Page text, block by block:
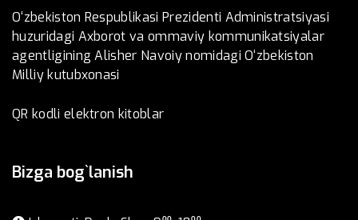
O‘zbekiston Respublikasi Prezidenti Administratsiyasi
huzuridagi Axborot va ommaviy kommunikatsiyalar
agentligining Alisher Navoiy nomidagi O‘zbekiston
Milliy kutubxonasi
QR kodli elektron kitoblar
Bizga bog`lanish